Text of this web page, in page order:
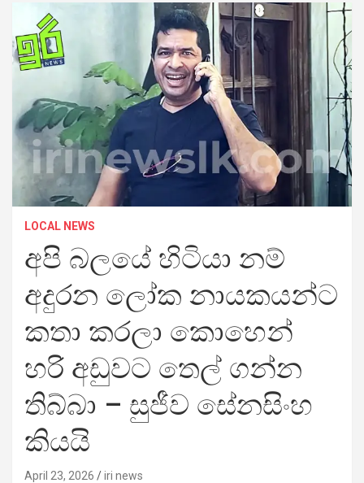
LOCAL NEWS
අපි බලයේ හිටියා නම්
අදුරන ලෝක නායකයන්ට
කතා කරලා කොහෙන්
හරි අඩුවට තෙල් ගන්න
තිබ්බා – සුජීව සේනසිංහ
කියයි
April 23, 2026 iri news